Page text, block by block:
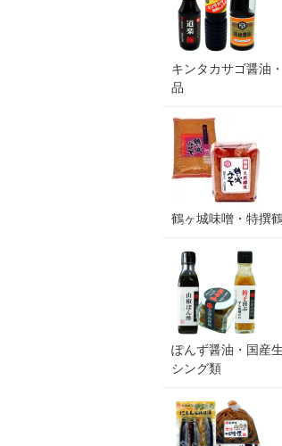
キンタカサゴ醤油
品
鶴ヶ城味噌・特撰
ぽんず醤油・国産
シング類